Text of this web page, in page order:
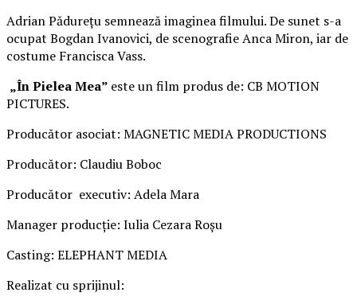
Adrian Pădurețu semnează imaginea filmului. De sunet s-a
ocupat Bogdan Ivanovici, de scenografie Anca Miron, iar de
costume Francisca Vass.
„În Pielea Mea” este un film produs de: CB MOTION
PICTURES.
Producător asociat: MAGNETIC MEDIA PRODUCTIONS
Producător: Claudiu Boboc
Producător executiv: Adela Mara
Manager producție: Iulia Cezara Roșu
Casting: ELEPHANT MEDIA
Realizat cu sprijinul: